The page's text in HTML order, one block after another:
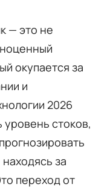
— это не
окупается за
и
2026
уровень стоков,
за
переход от